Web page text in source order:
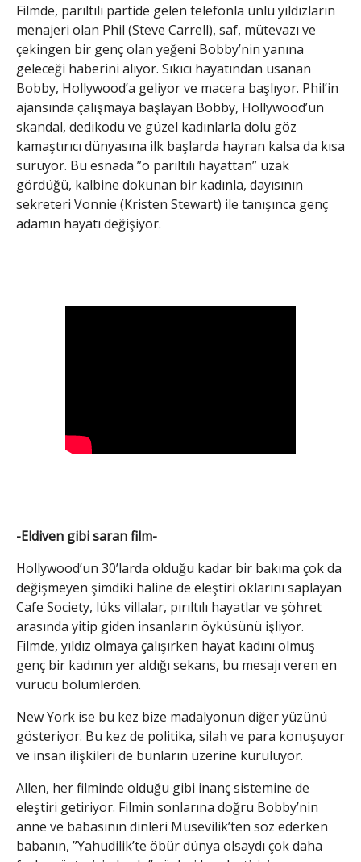
Filmde, parıltılı partide gelen telefonla ünlü yıldızların
menajeri olan Phil (Steve Carrell), saf, mütevazı ve
çekingen bir genç olan yeğeni Bobby’nin yanına
geleceği haberini alıyor. Sıkıcı hayatından usanan
Bobby, Hollywood’a geliyor ve macera başlıyor. Phil’in
ajansında çalışmaya başlayan Bobby, Hollywood’un
skandal, dedikodu ve güzel kadınlarla dolu göz
kamaştırıcı dünyasına ilk başlarda hayran kalsa da kısa
sürüyor. Bu esnada ”o parıltılı hayattan” uzak
gördüğü, kalbine dokunan bir kadınla, dayısının
sekreteri Vonnie (Kristen Stewart) ile tanışınca genç
adamın hayatı değişiyor.
-Eldiven gibi saran film-
Hollywood’un 30’larda olduğu kadar bir bakıma çok da
değişmeyen şimdiki haline de eleştiri oklarını saplayan
Cafe Society, lüks villalar, pırıltılı hayatlar ve şöhret
arasında yitip giden insanların öyküsünü işliyor.
Filmde, yıldız olmaya çalışırken hayat kadını olmuş
genç bir kadının yer aldığı sekans, bu mesajı veren en
vurucu bölümlerden.
New York ise bu kez bize madalyonun diğer yüzünü
gösteriyor. Bu kez de politika, silah ve para konuşuyor
ve insan ilişkileri de bunların üzerine kuruluyor.
Allen, her filminde olduğu gibi inanç sistemine de
eleştiri getiriyor. Filmin sonlarına doğru Bobby’nin
anne ve babasının dinleri Musevilik’ten söz ederken
babanın, ”Yahudilik’te öbür dünya olsaydı çok daha